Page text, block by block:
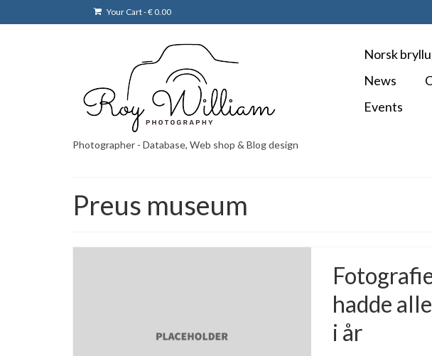
Your Cart-€ 0.00
Photographer - Database, Web shop & Blog design
Norsk
News
Events
Preus museum
hadde
i år